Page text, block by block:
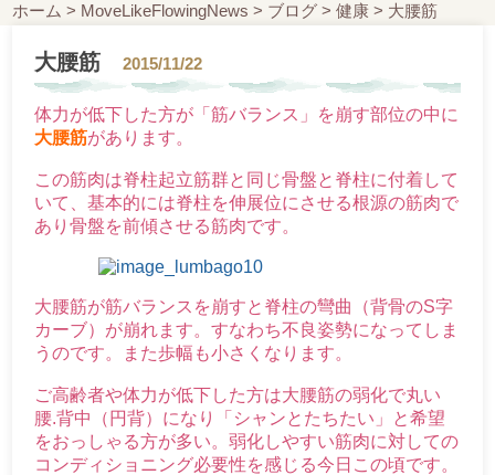
ホーム > MoveLikeFlowingNews > ブログ >健康 > 大腰筋
大腰筋 2015/11/22
体力が低下した方が「筋バランス」を崩す部位の中に
大腰筋があります。
この筋肉は脊柱起立筋群と同じ骨盤と脊柱に付着して
いて、基本的には脊柱を伸展位にさせる根源の筋肉で
あり骨盤を前傾させる筋肉です。
大腰筋が筋バランスを崩すと脊柱の彎曲（背骨のS字
カーブ）が崩れます。すなわち不良姿勢になってしま
うのです。また歩幅も小さくなります。
ご高齢者や体力が低下した方は大腰筋の弱化で丸い
腰.背中（円背）になり「シャンとたちたい」と希望
をおっしゃる方が多い。弱化しやすい筋肉に対しての
コンディショニング必要性を感じる今日この頃です。